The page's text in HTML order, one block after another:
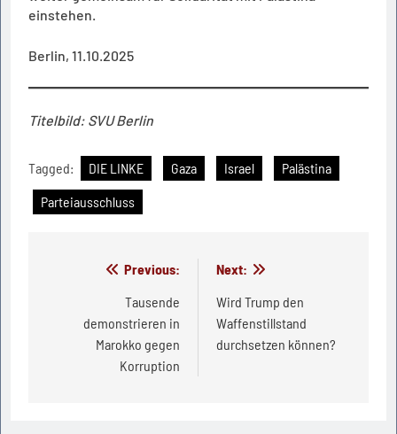
einstehen.
Berlin, 11.10.2025
Titelbild: SVU Berlin
Tagged: DIE LINKE Gaza Israel
Palästina
Parteiausschluss
Beitragsnavigation
Previous:
Tausende
demonstrieren in
Marokko gegen
Korruption
Next:
Wird Trump den
Waffenstillstand
durchsetzen können?